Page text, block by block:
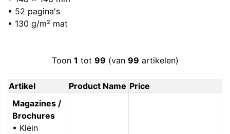
• 52 pagina's
• 130 g/m² mat
Toon 1 tot 99 (van 99 artikelen)
Artikel Product Name Price
Magazines /
Brochures
• Klein